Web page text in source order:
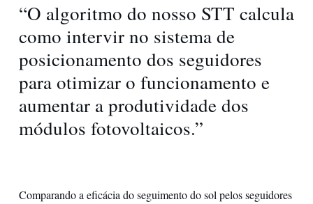
“O algoritmo do nosso STT calcula
como intervir no sistema de
posicionamento dos seguidores
para otimizar o funcionamento e
aumentar a produtividade dos
módulos fotovoltaicos.”
Comparando a eficácia do seguimento do sol pelos seguidores